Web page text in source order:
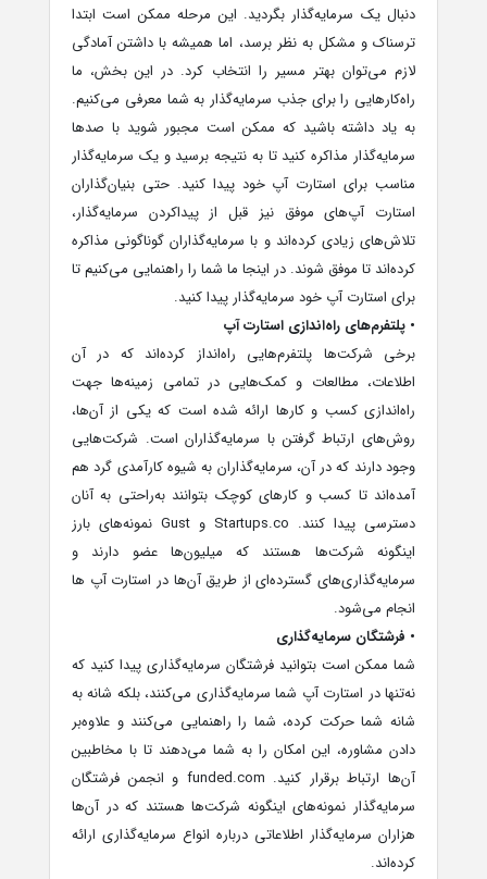
دنبال یک سرمایه‌گذار بگردید. این مرحله ممکن است ابتدا
ترسناک و مشکل به نظر برسد، اما همیشه با داشتن آمادگی
لازم می‌توان بهتر مسیر را انتخاب کرد. در این بخش، ما
راه‌کارهایی را برای جذب سرمایه‌گذار به شما معرفی می‌کنیم.
به یاد داشته باشید که ممکن است مجبور شوید با صدها
سرمایه‌گذار مذاکره کنید تا به نتیجه برسید و یک سرمایه‌گذار
مناسب برای استارت آپ خود پیدا کنید. حتی بنیان‌گذاران
استارت آپ‌های موفق نیز قبل از پیداکردن سرمایه‌گذار،
تلاش‌های زیادی کرده‌اند و با سرمایه‌گذاران گوناگونی مذاکره
کرده‌اند تا موفق شوند. در اینجا ما شما را راهنمایی می‌کنیم تا
برای استارت آپ خود سرمایه‌گذار پیدا کنید.
• پلتفرم‌های راه‌اندازی استارت آپ
برخی شرکت‌ها پلتفرم‌هایی راه‌انداز کرده‌اند که در آن
اطلاعات، مطالعات و کمک‌هایی در تمامی زمینه‌ها جهت
راه‌اندازی کسب و کارها ارائه شده است که یکی از آن‌ها،
روش‌های ارتباط گرفتن با سرمایه‌گذاران است. شرکت‌هایی
وجود دارند که در آن، سرمایه‌گذاران به شیوه کارآمدی گرد هم
آمده‌اند تا کسب و کارهای کوچک بتوانند به‌راحتی به آنان
دسترسی پیدا کنند. Startups.co و Gust نمونه‌های بارز
اینگونه شرکت‌ها هستند که میلیون‌ها عضو دارند و
سرمایه‌گذاری‌های گسترده‌ای از طریق آن‌ها در استارت آپ ها
انجام می‌شود.
• فرشتگان سرمایه‌گذاری
شما ممکن است بتوانید فرشتگان سرمایه‌گذاری پیدا کنید که
نه‌تنها در استارت آپ شما سرمایه‌گذاری می‌کنند، بلکه شانه به
شانه شما حرکت کرده، شما را راهنمایی می‌کنند و علاوه‌بر
دادن مشاوره، این امکان را به شما می‌دهند تا با مخاطبین
آن‌ها ارتباط برقرار کنید. funded.com و انجمن فرشتگان
سرمایه‌گذار نمونه‌های اینگونه شرکت‌ها هستند که در آن‌ها
هزاران سرمایه‌گذار اطلاعاتی درباره انواع سرمایه‌گذاری ارائه
کرده‌اند.